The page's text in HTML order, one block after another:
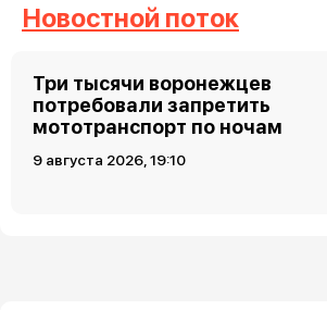
Новостной поток
Три тысячи воронежцев
потребовали запретить
мототранспорт по ночам
9 августа 2026, 19:10